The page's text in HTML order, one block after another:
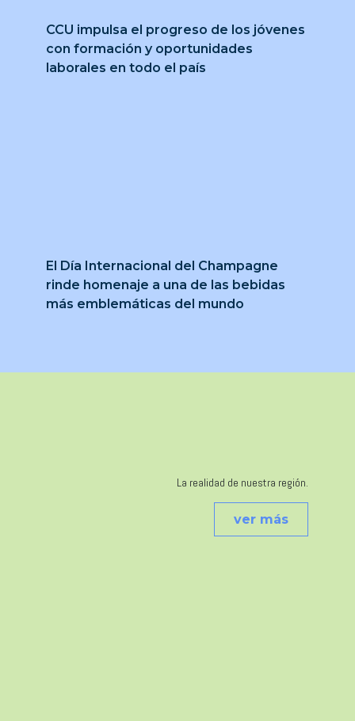
CCU impulsa el progreso de los jóvenes
con formación y oportunidades
laborales en todo el país
El Día Internacional del Champagne
rinde homenaje a una de las bebidas
más emblemáticas del mundo
La realidad de nuestra región.
ver más